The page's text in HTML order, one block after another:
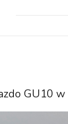
GU10